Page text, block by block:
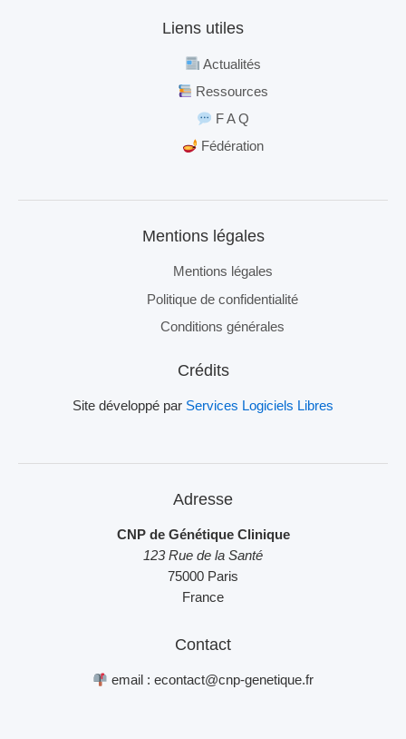
Liens utiles
Actualités
Ressources
F A Q
Fédération
Mentions légales
Mentions légales
Politique de confidentialité
Conditions générales
Crédits
Site développé par Services Logiciels Libres
Adresse
CNP de Génétique Clinique
123 Rue de la Santé
75000 Paris
France
Contact
email : econtact@cnp-genetique.fr